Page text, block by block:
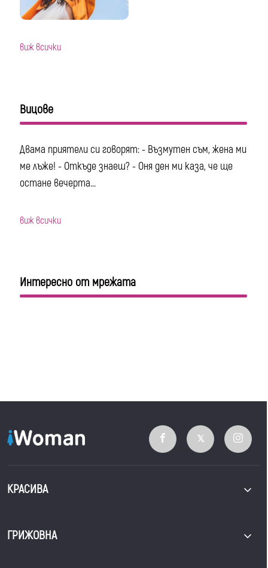
виж всички
Вицове
Двама приятели си говорят: - Възмутен съм, жена ми
ме лъже! - Откъде знаеш? - Оня ден ми каза, че ще
остане вечерта...
виж всички
Интересно от мрежата
КРАСИВА
ГРИЖОВНА